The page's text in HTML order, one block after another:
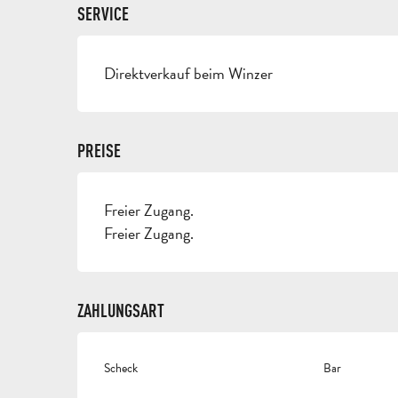
SERVICE
Direktverkauf beim Winzer
PREISE
Freier Zugang.
Freier Zugang.
ZAHLUNGSART
Scheck Bar